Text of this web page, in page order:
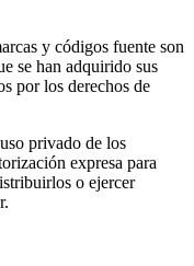
y códigos fuente son
se han adquirido sus
por los derechos de
privado de los
expresa para
o ejercer